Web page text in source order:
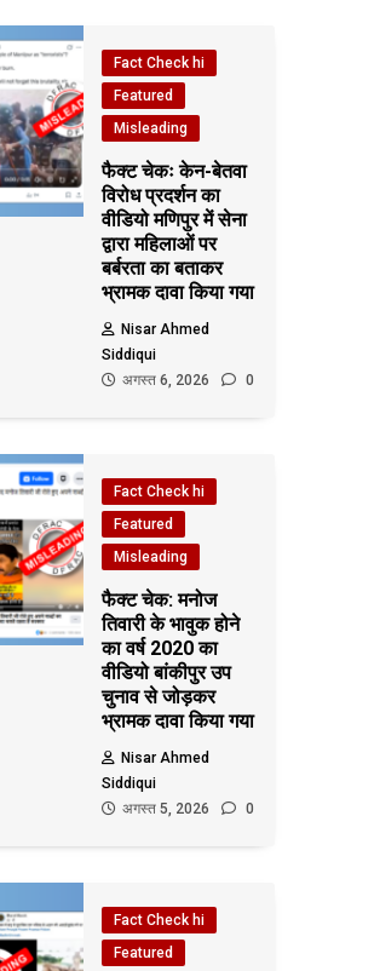
Fact Check hi
Featured
Misleading
फैक्ट चेकः केन-बेतवा
विरोध प्रदर्शन का
वीडियो मणिपुर में सेना
द्वारा महिलाओं पर
बर्बरता का बताकर
भ्रामक दावा किया गया
Nisar Ahmed
Siddiqui
अगस्त 6, 2026
0
Fact Check hi
Featured
Misleading
फैक्ट चेक: मनोज
तिवारी के भावुक होने
का वर्ष 2020 का
वीडियो बांकीपुर उप
चुनाव से जोड़कर
भ्रामक दावा किया गया
Nisar Ahmed
Siddiqui
अगस्त 5, 2026
0
Fact Check hi
Featured